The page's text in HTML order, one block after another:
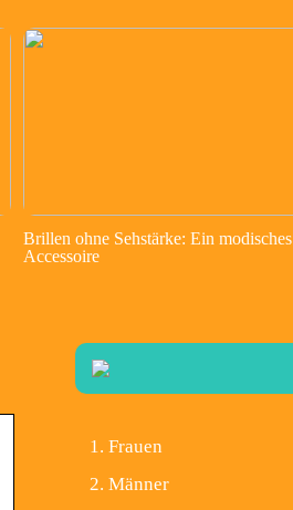
Brillen ohne Sehstärke: Ein modisches
Accessoire
Frauen
Männer